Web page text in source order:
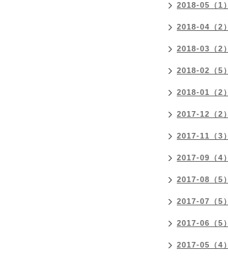
2018-05（1）
2018-04（2）
2018-03（2）
2018-02（5）
2018-01（2）
2017-12（2）
2017-11（3）
2017-09（4）
2017-08（5）
2017-07（5）
2017-06（5）
2017-05（4）